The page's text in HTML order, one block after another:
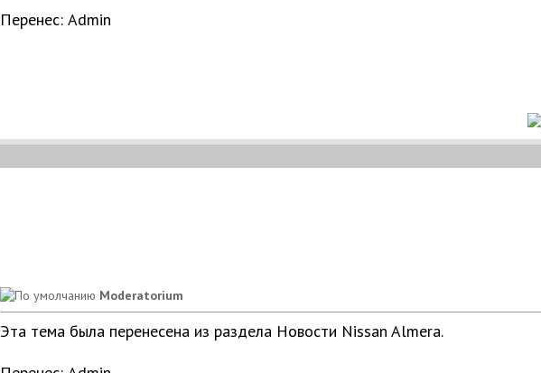
Перенес: Аdmin
Moderatorium
Эта тема была перенесена из раздела Новости Nissan Almera.